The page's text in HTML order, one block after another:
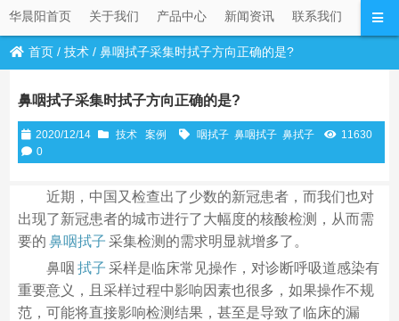
华晨阳首页 关于我们 产品中心 新闻资讯 联系我们
首页 /技术 /鼻咽拭子采集时拭子方向正确的是?
鼻咽拭子采集时拭子方向正确的是?
2020/12/14 技术 案例 咽拭子 鼻咽拭子 鼻拭子
11630
0
近期，中国又检查出了少数的新冠患者，而我们也对
出现了新冠患者的城市进行了大幅度的核酸检测，从而需
要的 鼻咽拭子 采集检测的需求明显就增多了。
鼻咽 拭子 采样是临床常见操作，对诊断呼吸道感染有
重要意义，且采样过程中影响因素也很多，如果操作不规
范，可能将直接影响检测结果，甚至是导致了临床的漏